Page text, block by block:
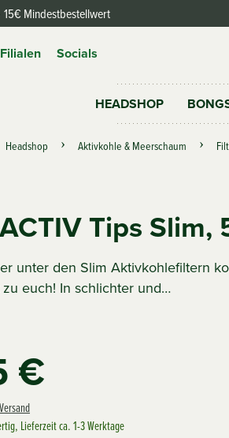
15€ Mindestbestellwert
Filialen Socials
HEADSHOP
Headshop Aktivkohle & Meerschaum
Tips Slim,
unter den Slim Aktivkohlefiltern
euch! In schlichter und…
€
Lieferzeit ca. 1-3 Werktage